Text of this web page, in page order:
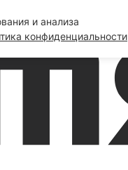
и анализа
конфиденциальности